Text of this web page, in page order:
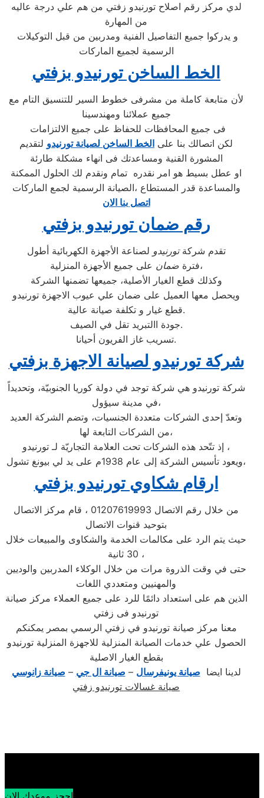
لدي مركز رقم اصلاح تورنيدو زفتي من هم علي درجة عاليه
من المهارة
الرسمية لجميع الماركات
الخط الساخن تورنيدو بزفتي
لأن متابعة كاملة من مشرفى خطوط السير للتنسيق التام مع
جميع عملائنا ومهندسينا
فى جميع المحافظات للحفاظ على جميع الالتزامات
لكن اتصالك بنا على الخط الساخن لصيانة تورنيدو لتقديم
المشورة القنية ومساعدتك فى انهاء مشكلة طارئة
او عطل بسيط هو امر نقدره تمام ونقدم لك الحلول الممكنة
والمساعدة قدر المستطاع ،الصيانة الرسمية لجمع الماركات
اتصل بنا الان
رقم ضمان تورنيدو بزفتي
تقدم شركةتورنيدو لصناعة الأجهزة الكهربائية أطول
فترةضمان
على جميع الأجهزة المنزلية،
وكذلك قطع الغيار الأصلية، جميعها تضمنها الشركة
ويحصل معها العميل على ضمان علي عيوب الاجهزة تورنيدو
قطع غيار و تكلفة صيانة عالية.
جودة االتبريد تقل في الصيف.
تسريب غاز الفريون أحيانا.
شركة تورنيدو لصيانة الاجهزة بزفتي
شركة تورنيدو هي شركة توجد في دولة كوريا الجنوبيّة، وتحديداً
في مدينة سيؤول،
وتعدّ إحدى الشركات متعددة الجنسيات، وتضم الشركة العديد
من الشركات التابعة لها،
إذ تتّحد هذه الشركات تحت العلامة التجاريّة لـ تورنيدو ،
ويعود تأسيس الشركة إلى عام 1938م على يد لي بيونغ تشول،
ارقام شكاوي تورنيدو بزفتي
من خلال رقم الاتصال 01207619993 ، قام مركز الاتصال
بتوحيد قنوات الاتصال
حيث يتم الرد على مكالمات الخدمة والشكاوى والمبيعات خلال
30 ثانية ،
حتى في وقت الذروة مرات من خلال الوكلاء المدربين والوديين
والمهنيين ومتعددي اللغات
الذين هم على استعداد دائمًا للرد على جميع العملاء مركز صيانة
تورنيدو فى زفتي
معنا مركز صيانة تورنيدو في زفتي الرسمي بمصر يمكنكم
الحصول علي خدمات الصيانة المنزلية للاجهزة المنزلية تورنيدو
بقطع الغيار الاصلية
لدينا ايضا صيانة يونيفرسال – صيانة ال جي – صيانة زانوسي
صيانة غسالات تورنيدو زفتي
احجز موعدك الان